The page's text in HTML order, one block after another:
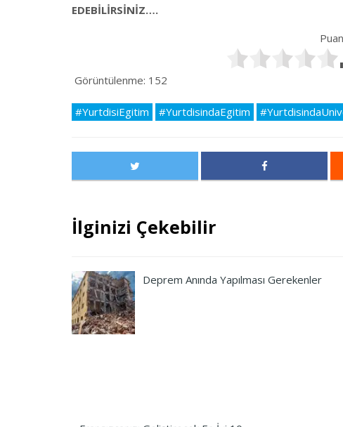
EDEBİLİRSİNİZ….
Görüntülenme: 152
#YurtdisiEgitim #YurtdisindaEgitim
İlginizi Çekebilir
Deprem Anında Yapılması Gerekenler